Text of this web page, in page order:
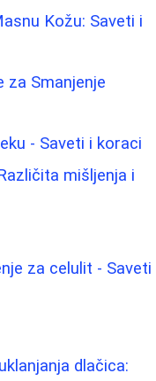
Kožu: Saveti i
za Smanjenje
- Saveti i koraci
mišljenja i
za celulit - Saveti
dlačica: